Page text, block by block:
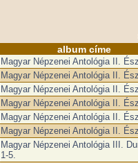
album címe
Magyar Népzenei Antológia II.
Magyar Népzenei Antológia II.
Magyar Népzenei Antológia II.
Magyar Népzenei Antológia II.
Magyar Népzenei Antológia II.
Magyar Népzenei Antológia II.
Magyar Népzenei Antológia III.
1-5.